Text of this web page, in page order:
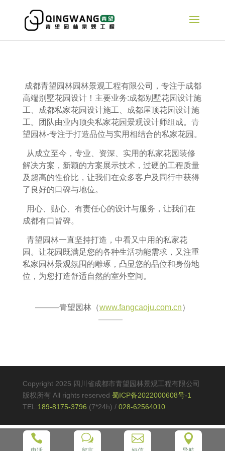
成都青望园林园林景观工程有限公司，专注于成都
高端别墅花园设计！主要业务:成都别墅花园设计施
工、成都私家花园设计施工、成都屋顶花园设计施
工。团队由业内顶尖私家花园景观设计师组成。青
望园林-专注于打造品位与实用相结合的私家花园。
从成立至今，专业、资深、实用的私家花园装修
解决方案，新颖的方案展示技术，过硬的工程质量
及超高的性价比，让我们在众多客户及同行中获得
了良好的口碑与地位。
用心、贴心、有责任心的设计与服务，让我们在
成都有口皆碑。
青望园林一直坚持打造，中看又中用的私家花
园。让花园既满足您的各种生活功能需求，又注重
私家园林景观氛围的雕琢，凸显您的品位和身份地
位，为您打造舒适自然的室外空间。
———青望园林（www.fangcaoju.com.cn）
———
Copyright 2025 四川省成都市青望园林景观工程有限公司
版权所有 All rights reserved 蜀ICP备2022000608号-1
TEL:189-8175-3796 (7*24h) / 028-62564010
 w  